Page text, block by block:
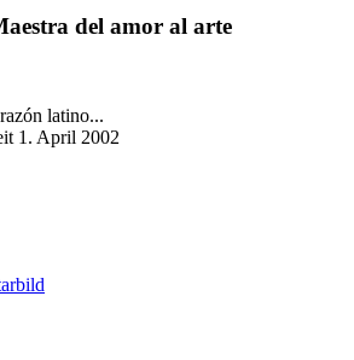
del amor al arte
latino...
1. April 2002